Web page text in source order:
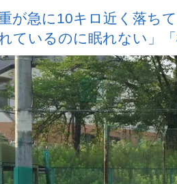
重が急に10キロ近く落ち
れているのに眠れない」